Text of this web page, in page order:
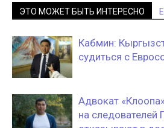
ЭТО МОЖЕТ БЫТЬ ИНТЕРЕСНО
Кабмин:
судиться с
Адвокат
на следователей